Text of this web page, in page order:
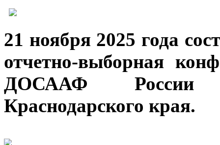
21 ноября 2025 года
отчетно-выборная
ДОСААФ России
Краснодарского края.